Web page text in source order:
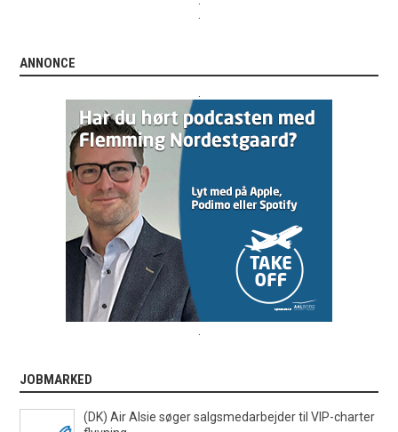
ANNONCE
JOBMARKED
(DK) Air Alsie søger salgsmedarbejder til VIP-charter